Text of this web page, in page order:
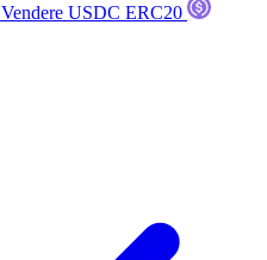
Vendere USDC ERC20